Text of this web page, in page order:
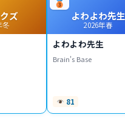
ズ
冬
よわよわ先生
2026年春
よわよわ先生
Brain's Base
81